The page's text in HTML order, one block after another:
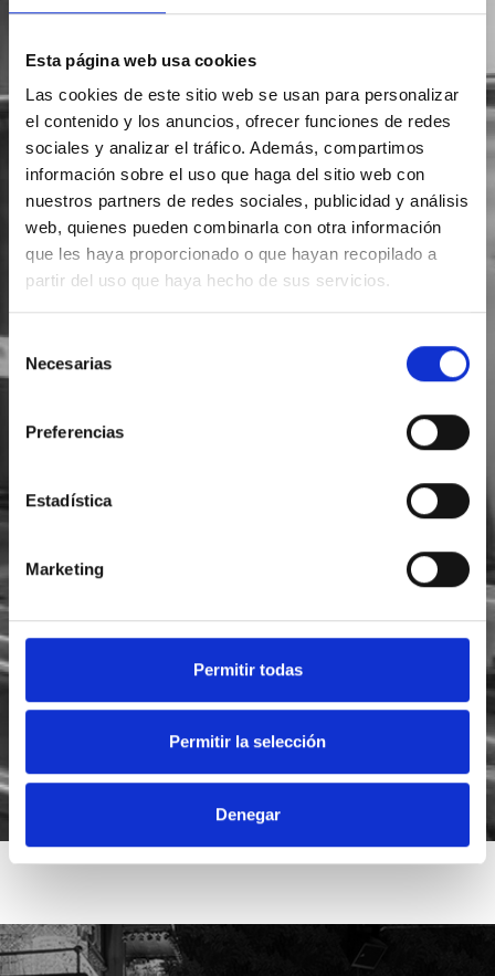
Esta página web usa cookies
Las cookies de este sitio web se usan para personalizar
el contenido y los anuncios, ofrecer funciones de redes
sociales y analizar el tráfico. Además, compartimos
información sobre el uso que haga del sitio web con
nuestros partners de redes sociales, publicidad y análisis
web, quienes pueden combinarla con otra información
que les haya proporcionado o que hayan recopilado a
partir del uso que haya hecho de sus servicios.
Selección
Necesarias
Preferencias
Estadística
Marketing
Permitir todas
Permitir la selección
Denegar
He leído y acepto la
Acepto recibir novedades deFoodsat